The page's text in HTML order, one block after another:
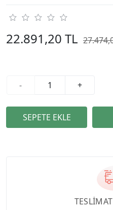
22.891,20 TL
- +